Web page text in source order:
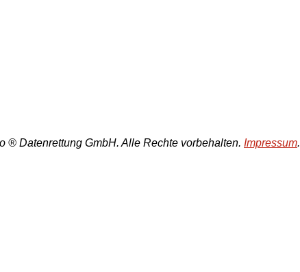
® Datenrettung GmbH. Alle Rechte vorbehalten. Impressum.